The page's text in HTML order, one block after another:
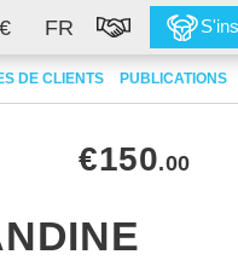
€ FR
DE CLIENTS PUBLICATIONS
€150.00